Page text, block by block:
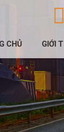
CHỦ GIỚI